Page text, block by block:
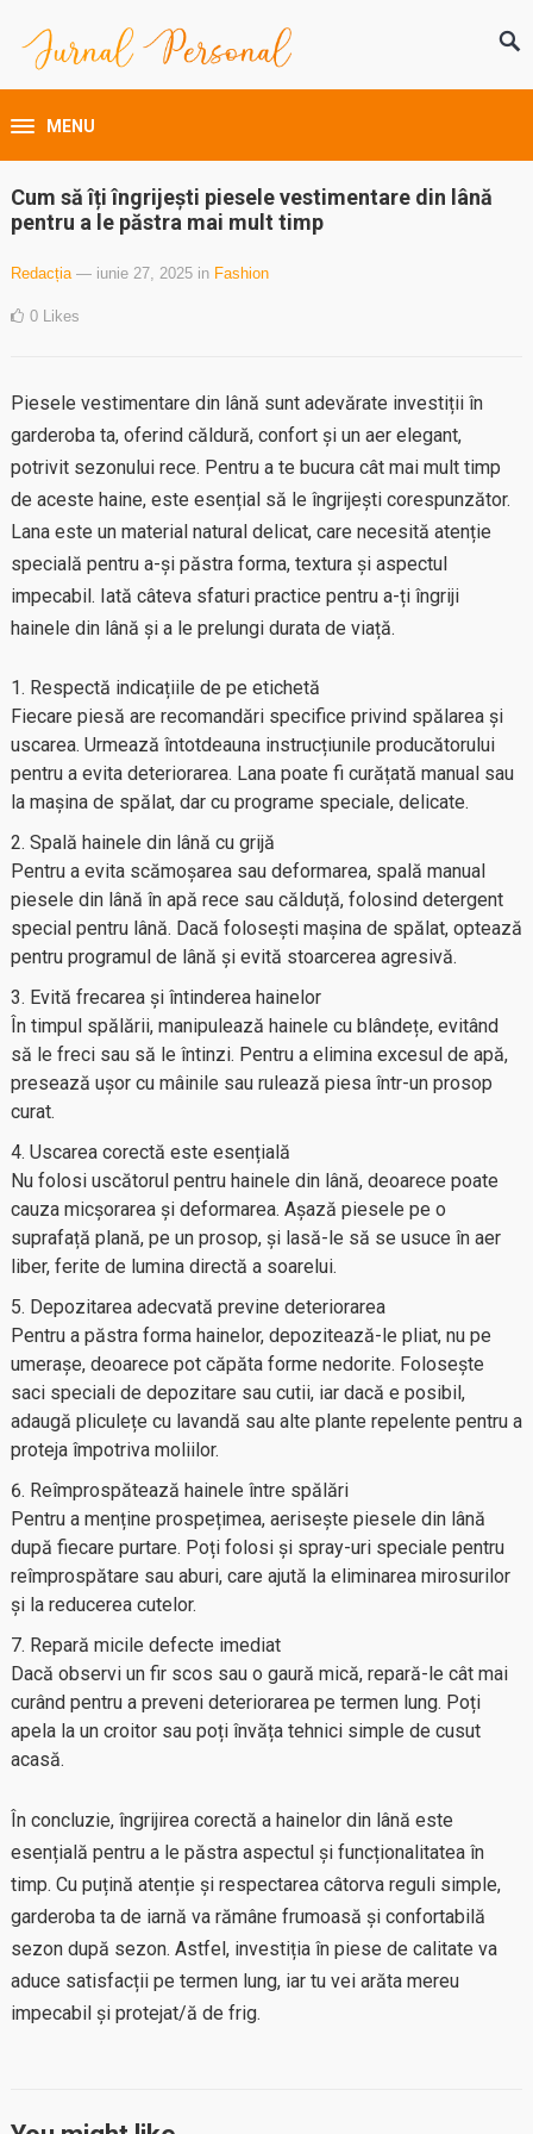
MENU
Cum să îți îngrijești piesele vestimentare din lână
pentru a le păstra mai mult timp
Redacția — iunie 27, 2025 in Fashion
0 Likes
Piesele vestimentare din lână sunt adevărate investiții în
garderoba ta, oferind căldură, confort și un aer elegant,
potrivit sezonului rece. Pentru a te bucura cât mai mult timp
de aceste haine, este esențial să le îngrijești corespunzător.
Lana este un material natural delicat, care necesită atenție
specială pentru a-și păstra forma, textura și aspectul
impecabil. Iată câteva sfaturi practice pentru a-ți îngriji
hainele din lână și a le prelungi durata de viață.
Respectă indicațiile de pe etichetă
Fiecare piesă are recomandări specifice privind spălarea și
uscarea. Urmează întotdeauna instrucțiunile producătorului
pentru a evita deteriorarea. Lana poate fi curățată manual sau
la mașina de spălat, dar cu programe speciale, delicate.
Spală hainele din lână cu grijă
Pentru a evita scămoșarea sau deformarea, spală manual
piesele din lână în apă rece sau călduță, folosind detergent
special pentru lână. Dacă folosești mașina de spălat, optează
pentru programul de lână și evită stoarcerea agresivă.
Evită frecarea și întinderea hainelor
În timpul spălării, manipulează hainele cu blândețe, evitând
să le freci sau să le întinzi. Pentru a elimina excesul de apă,
presează ușor cu mâinile sau rulează piesa într-un prosop
curat.
Uscarea corectă este esențială
Nu folosi uscătorul pentru hainele din lână, deoarece poate
cauza micșorarea și deformarea. Așază piesele pe o
suprafață plană, pe un prosop, și lasă-le să se usuce în aer
liber, ferite de lumina directă a soarelui.
Depozitarea adecvată previne deteriorarea
Pentru a păstra forma hainelor, depozitează-le pliat, nu pe
umerașe, deoarece pot căpăta forme nedorite. Folosește
saci speciali de depozitare sau cutii, iar dacă e posibil,
adaugă pliculețe cu lavandă sau alte plante repelente pentru a
proteja împotriva moliilor.
Reîmprospătează hainele între spălări
Pentru a menține prospețimea, aerisește piesele din lână
după fiecare purtare. Poți folosi și spray-uri speciale pentru
reîmprospătare sau aburi, care ajută la eliminarea mirosurilor
și la reducerea cutelor.
Repară micile defecte imediat
Dacă observi un fir scos sau o gaură mică, repară-le cât mai
curând pentru a preveni deteriorarea pe termen lung. Poți
apela la un croitor sau poți învăța tehnici simple de cusut
acasă.
În concluzie, îngrijirea corectă a hainelor din lână este
esențială pentru a le păstra aspectul și funcționalitatea în
timp. Cu puțină atenție și respectarea câtorva reguli simple,
garderoba ta de iarnă va rămâne frumoasă și confortabilă
sezon după sezon. Astfel, investiția în piese de calitate va
aduce satisfacții pe termen lung, iar tu vei arăta mereu
impecabil și protejat/ă de frig.